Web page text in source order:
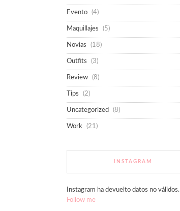
Evento (4)
Maquillajes (5)
Novias (18)
Outfits (3)
Review (8)
Tips (2)
Uncategorized (8)
Work (21)
INSTAGRAM
Instagram ha devuelto datos no válidos.
Follow me